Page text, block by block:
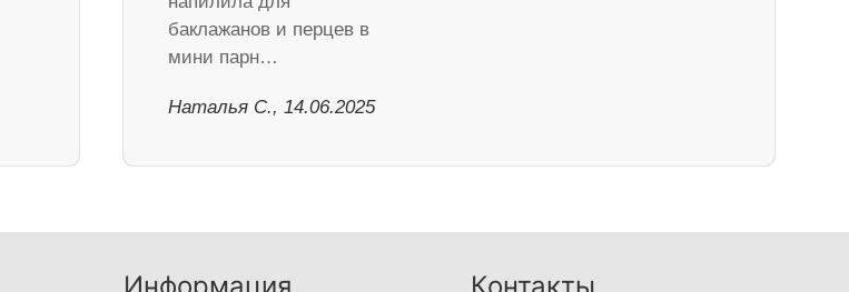
баклажанов и перцев в
мини парн…
Наталья С., 14.06.2025
Информация Контакты